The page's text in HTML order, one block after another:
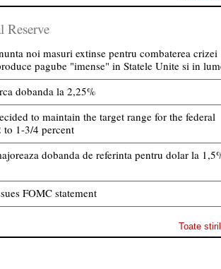
Reserve
noi masuri extinse pentru combaterea crizei
pagube "imense" in Statele Unite si in
dobanda la 2,25%
to maintain the target range for the federal
to 1-3/4 percent
dobanda de referinta pentru dolar la
FOMC statement
Toate